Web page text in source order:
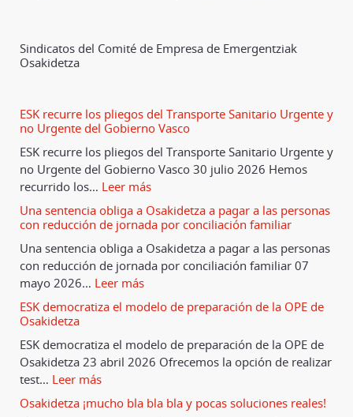
Sindicatos del Comité de Empresa de Emergentziak
Osakidetza
ESK recurre los pliegos del Transporte Sanitario Urgente y
no Urgente del Gobierno Vasco
ESK recurre los pliegos del Transporte Sanitario Urgente y
no Urgente del Gobierno Vasco 30 julio 2026 Hemos
recurrido los… Leer más
Una sentencia obliga a Osakidetza a pagar a las personas
con reducción de jornada por conciliación familiar
Una sentencia obliga a Osakidetza a pagar a las personas
con reducción de jornada por conciliación familiar 07
mayo 2026… Leer más
ESK democratiza el modelo de preparación de la OPE de
Osakidetza
ESK democratiza el modelo de preparación de la OPE de
Osakidetza 23 abril 2026 Ofrecemos la opción de realizar
test… Leer más
Osakidetza ¡mucho bla bla bla y pocas soluciones reales!